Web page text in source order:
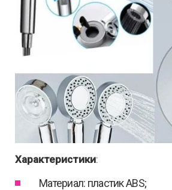
Характеристики:
Материал: пластик ABS;